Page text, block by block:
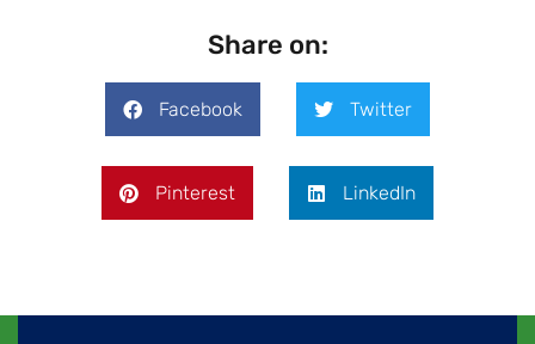
Share on:
Facebook Twitter
Pinterest LinkedIn